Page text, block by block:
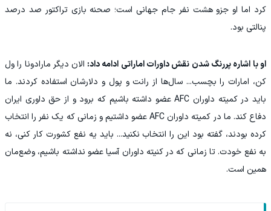
کرد اما او جزو هشت نفر جام جهانی است؛ صحنه بازی تراکتور صد درصد
پنالتی بود.
او با اشاره پررنگ شدن نقش داورات اماراتی ادامه داد: الان دیگر مارادونا را ول
کن، امارات را بچسب... سال‌ها از رانت و پول و دلارشان استفاده کردند. ما
باید در کمیته داوران AFC عضو داشته باشیم که برود و از حق داوری ایران
دفاع کند. ما در کمیته داوران AFC عضو داشتیم و زمانی که یک نفر را انتخاب
کرده بودند، گفته بود این را انتخاب نکنید... باید یه نفع کشورت کار کنی، نه
به نفع خودت. تا زمانی که در کنیته داوران آسیا عضو نداشته باشیم، وضع‌مان
همین است.